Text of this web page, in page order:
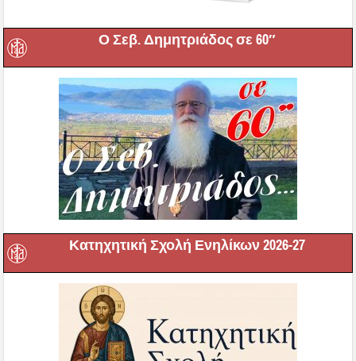
Ο Σεβ. Δημητριάδος σε 60″
Κατηχητική Σχολή Ενηλίκων 2026-27